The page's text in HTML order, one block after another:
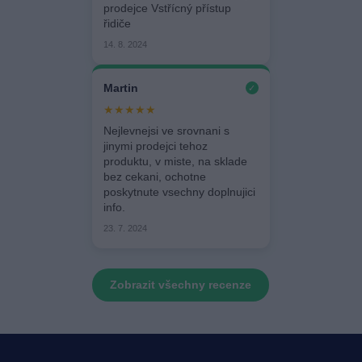
prodejce Vstřícný přístup
řidiče
14. 8. 2024
Martin ✓
★★★★★
Nejlevnejsi ve srovnani s
jinymi prodejci tehoz
produktu, v miste, na sklade
bez cekani, ochotne
poskytnute vsechny doplnujici
info.
23. 7. 2024
Zobrazit všechny recenze